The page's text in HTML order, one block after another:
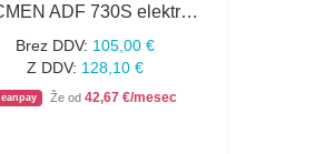
TECMEN ADF 730S elektronska avtomatska varilna maska
Brez DDV: 105,00 €
Z DDV: 128,10 €
leanpay Že od42,67 €/mesec